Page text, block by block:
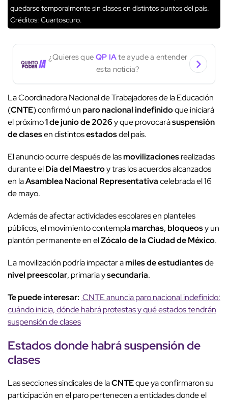
quedarse temporalmente sin clases en distintos puntos del país.
Créditos: Cuartoscuro.
¿Quieres que QP IAte ayude a entender
esta noticia?
La Coordinadora Nacional de Trabajadores de la Educación
(CNTE) confirmó unparo nacional indefinidoque iniciará
el próximo1 de junio de 2026y que provocarásuspensión
de clasesen distintosestadosdel país.
El anuncio ocurre después de lasmovilizacionesrealizadas
durante elDía del Maestroy tras los acuerdos alcanzados
en laAsamblea Nacional Representativacelebrada el 16
de mayo.
Además de afectar actividades escolares en planteles
públicos, el movimiento contemplamarchas,bloqueosy un
plantón permanente en elZócalo de la Ciudad de México.
La movilización podría impactar amiles de estudiantesde
nivel preescolar, primaria ysecundaria.
Te puede interesar: CNTE anuncia paro nacional indefinido:
cuándo inicia, dónde habrá protestas y qué estados tendrán
suspensión de clases
Estadosdonde habrásuspensión de
clases
Las secciones sindicales de laCNTEque ya confirmaron su
participación en el paro pertenecen a entidades donde el